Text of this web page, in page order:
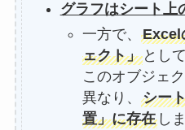
グラフはシート上
一方で、 Excel
ェクト」とし
このオブジェ
異なり、 シー
置」に存在し